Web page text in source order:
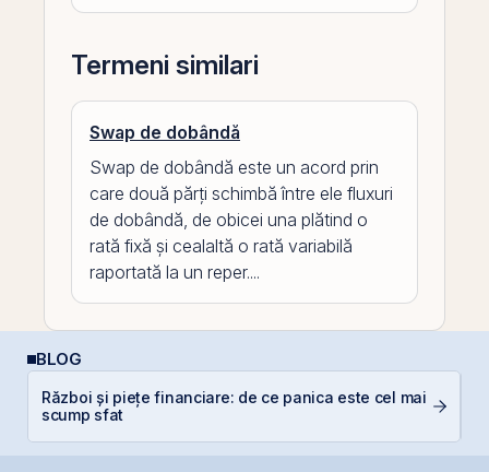
Termeni similari
Swap de dobândă
Swap de dobândă este un acord prin
care două părți schimbă între ele fluxuri
de dobândă, de obicei una plătind o
rată fixă și cealaltă o rată variabilă
raportată la un reper....
BLOG
Război și piețe financiare: de ce panica este cel mai
scump sfat